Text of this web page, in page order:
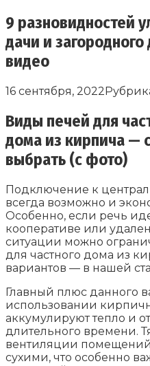
9 разновидностей
дачи и
видео
16 сентября, 2022
Виды печей для
дома из кирпича —
выбрать (с фото)
Подключение к
всегда возможно и
Особенно, если речь
кооперативе или
ситуации можно
для частного дома из
вариантов — в нашей
Главный плюс данного
использовании
аккумулируют тепло и
длительного времени.
вентиляции
сухими, что особенно